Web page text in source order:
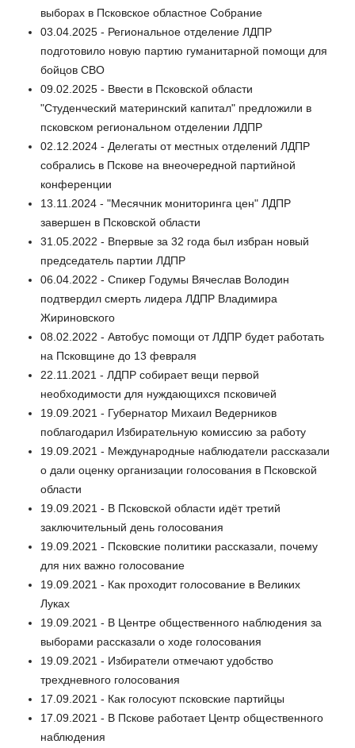
выборах в Псковское областное Собрание
03.04.2025 - Региональное отделение ЛДПР
подготовило новую партию гуманитарной помощи для
бойцов СВО
09.02.2025 - Ввести в Псковской области
"Студенческий материнский капитал" предложили в
псковском региональном отделении ЛДПР
02.12.2024 - Делегаты от местных отделений ЛДПР
собрались в Пскове на внеочередной партийной
конференции
13.11.2024 - "Месячник мониторинга цен" ЛДПР
завершен в Псковской области
31.05.2022 - Впервые за 32 года был избран новый
председатель партии ЛДПР
06.04.2022 - Спикер Годумы Вячеслав Володин
подтвердил смерть лидера ЛДПР Владимира
Жириновского
08.02.2022 - Автобус помощи от ЛДПР будет работать
на Псковщине до 13 февраля
22.11.2021 - ЛДПР собирает вещи первой
необходимости для нуждающихся псковичей
19.09.2021 - Губернатор Михаил Ведерников
поблагодарил Избирательную комиссию за работу
19.09.2021 - Международные наблюдатели рассказали
о дали оценку организации голосования в Псковской
области
19.09.2021 - В Псковской области идёт третий
заключительный день голосования
19.09.2021 - Псковские политики рассказали, почему
для них важно голосование
19.09.2021 - Как проходит голосование в Великих
Луках
19.09.2021 - В Центре общественного наблюдения за
выборами рассказали о ходе голосования
19.09.2021 - Избиратели отмечают удобство
трехдневного голосования
17.09.2021 - Как голосуют псковские партийцы
17.09.2021 - В Пскове работает Центр общественного
наблюдения